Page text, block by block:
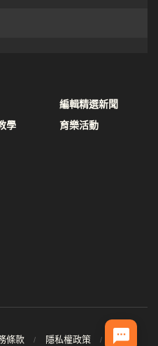
學
編輯精選新聞
育樂活動
條款 隱私權政策